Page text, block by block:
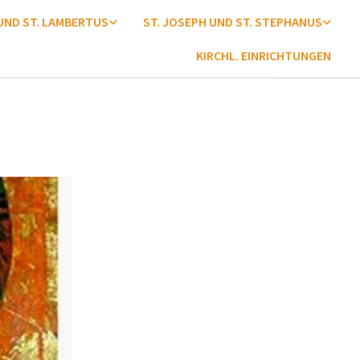
ST. LAMBERTUS ST. JOSEPH UND ST. STEPHANUS
KIRCHL. EINRICHTUNGEN